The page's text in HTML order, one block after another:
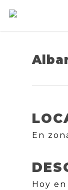
En
Hoy